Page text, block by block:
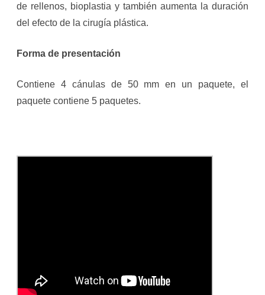
de rellenos, bioplastia y también aumenta la duración
del efecto de la cirugía plástica.
Forma de presentación
Contiene 4 cánulas de 50 mm en un paquete, el
paquete contiene 5 paquetes.